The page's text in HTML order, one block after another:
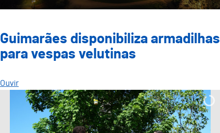
Guimarães disponibiliza armadilhas
para vespas velutinas
Ouvir